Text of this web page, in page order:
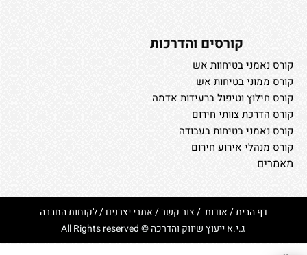
קורסים והדרכות
קורס נאמני בטיחוות אש
קורס ממוני בטיחות אש
קורס חילוץ וטיפול ברעידות אדמה
קורס הדרכת צוותי חירום
קורס נאמני בטיחות בעבודה
קורס מנהלי אירוע חירום
מאמרים
דף הבית/אודות /צור קשר/אתרי יצרנים/לקוחות החברה
ג.י.א ייעוץ שיווק והדרכה © All Rights reserved